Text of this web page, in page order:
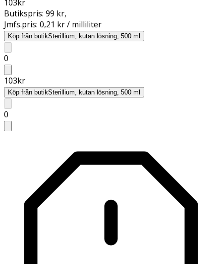
103kr
Butikspris: 99 kr,
Jmfs.pris: 0,21 kr / milliliter
Köp från butikSterillium, kutan lösning, 500 ml
0
103kr
Köp från butikSterillium, kutan lösning, 500 ml
0